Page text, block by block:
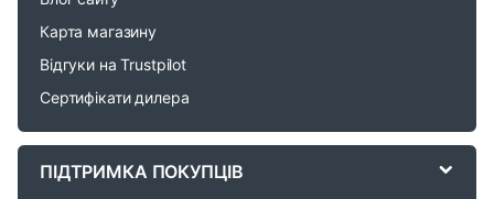
C
Карта магазину
Відгуки на Trustpilot
Сертифікати дилера
ПІДТРИМКА ПОКУПЦІВ